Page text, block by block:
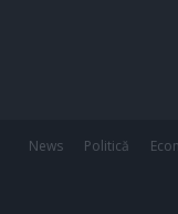
News Politică